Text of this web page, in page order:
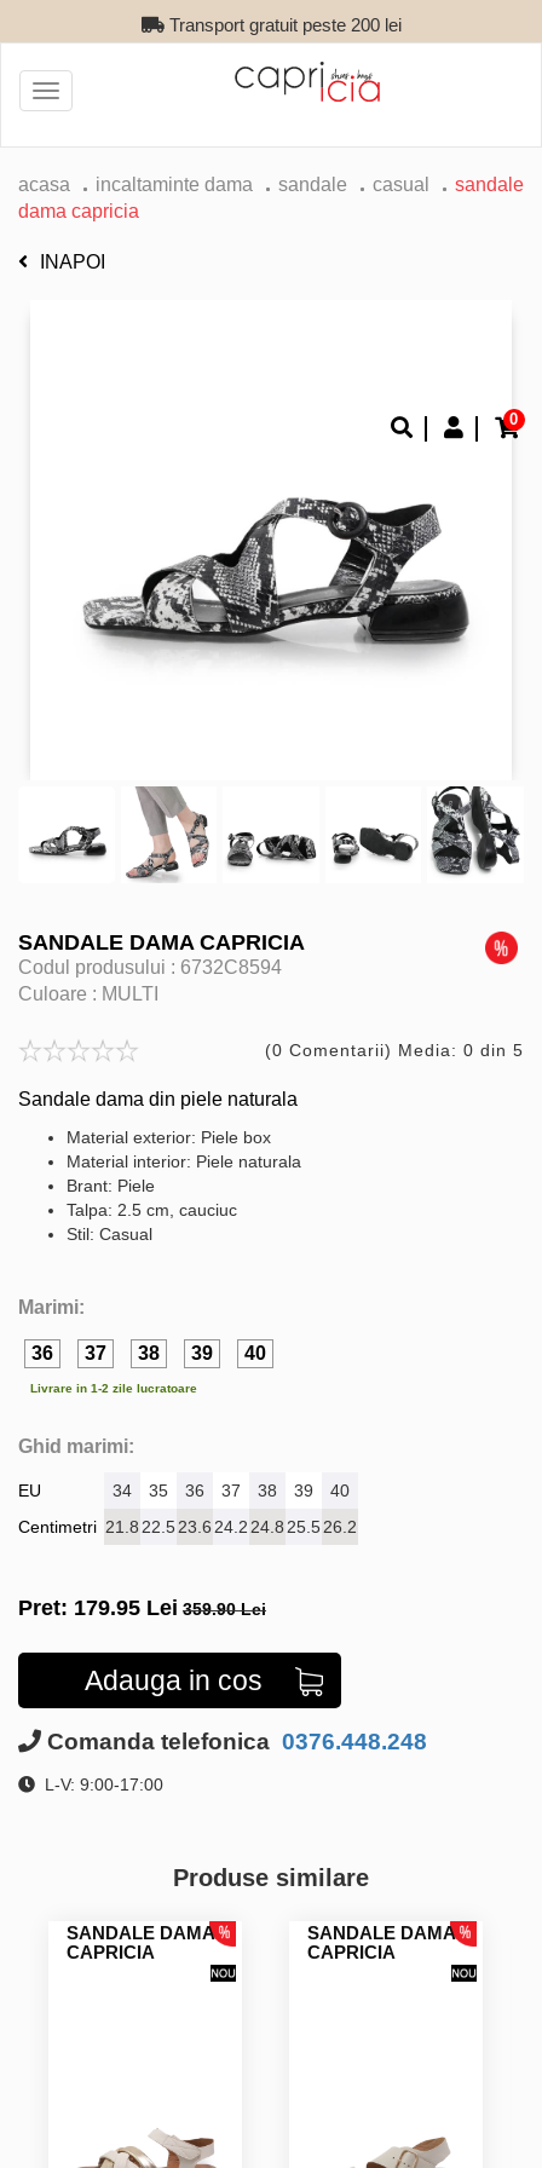
Transport gratuit peste 200 lei
0
Toggle
navigation
acasa incaltaminte dama sandale casual
sandale
dama capricia
INAPOI
SANDALE DAMA CAPRICIA
Codul produsului : 6732C8594
Culoare : MULTI
(0 Comentarii) Media: 0 din 5
Sandale dama din piele naturala
Material exterior: Piele box
Material interior: Piele naturala
Brant: Piele
Talpa: 2.5 cm, cauciuc
Stil: Casual
Marimi:
36 37 38 39 40
Livrare in 1-2 zile lucratoare
Ghid marimi:
EU
Centimetri
34 35 36 37 38 39
40
21.8 22.523.6 24.2 24.8 25.526.2
Pret: 179.95 Lei 359.90 Lei
Adauga in cos
Comanda telefonica 0376.448.248
L-V: 9:00-17:00
Produse similare
SANDALE DAMA
CAPRICIA
SANDALE DAMA
CAPRICIA